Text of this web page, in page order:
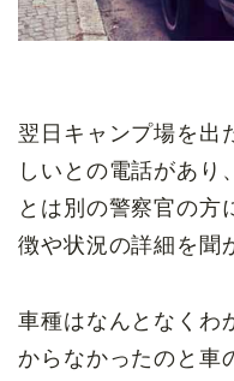
翌日キャンプ場を出
しいとの電話があり
とは別の警察官の方
徴や状況の詳細を聞
車種はなんとなくわ
からなかったのと車